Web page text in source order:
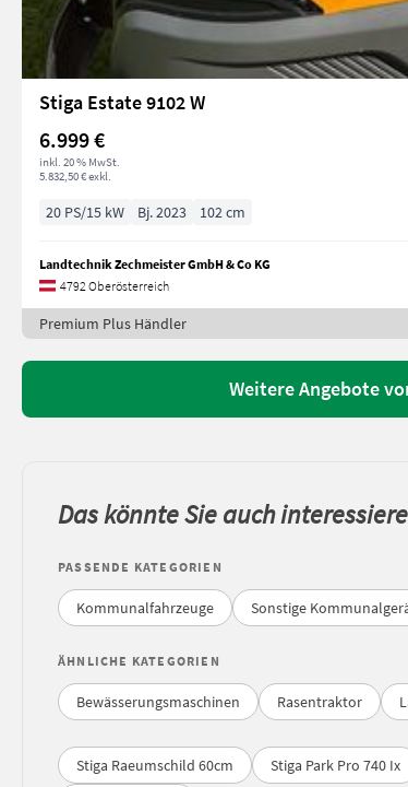
Stiga Estate 9102 W
6.999 €
inkl. 20 % MwSt.
5.832,50 € exkl.
20 PS/15 kW Bj. 2023 102 cm
Landtechnik Zechmeister GmbH & Co KG
4792 Oberösterreich
Premium Plus Händler
Weitere Angebote
Das könnte Sie auch
PASSENDE KATEGORIEN
Kommunalfahrzeuge Sonstige
ÄHNLICHE KATEGORIEN
Bewässerungsmaschinen Rasentraktor
Stiga Raeumschild 60cm Stiga Park Pro 740 Ix